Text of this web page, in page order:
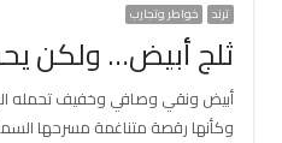
ترند خواطر وتجارب
ثلج أبيض… ولكن
أبيض ونقي وصافي وخفيف تحمله
وكأنها رقصة متناغمة مسرحها